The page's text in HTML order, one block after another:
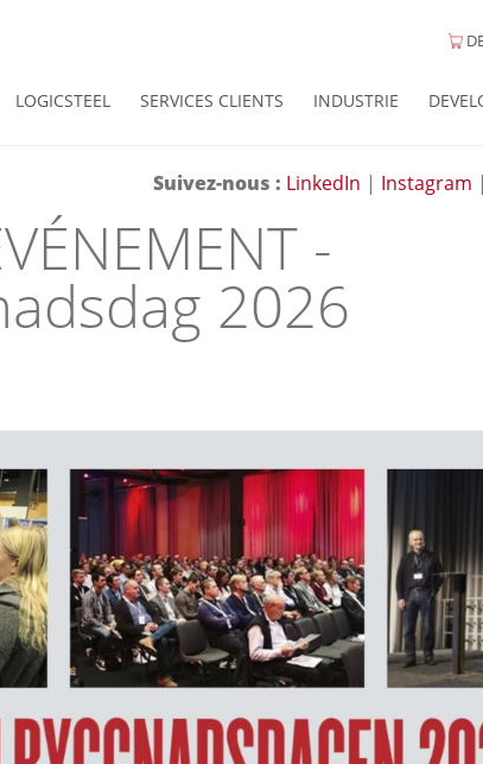
LOGICSTEEL SERVICES CLIENTS INDUSTRIE
Suivez-nous : LinkedIn | Instagram |
-
2026